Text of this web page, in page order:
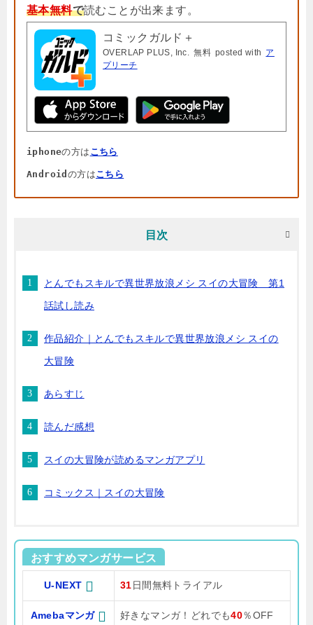
基本無料で読むことが出来ます。
コミックガルド＋
OVERLAP PLUS, Inc. 無料 posted with ア
プリーチ
iphoneの方は こちら
Android の方はこちら
目次
とんでもスキルで異世界放浪メシ スイの大冒険 第1
話試し読み
作品紹介｜とんでもスキルで異世界放浪メシ スイの
大冒険
あらすじ
読んだ感想
スイの大冒険が読めるマンガアプリ
コミックス｜スイの大冒険
おすすめマンガサービス
U-NEXT 31 日間無料トライアル
Amebaマンガ 好きなマンガ！どれでも40％OFF